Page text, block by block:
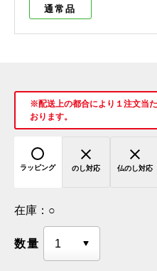
通常品
※配送上の都合により１注文当
おります。
ラッピング のし対応 仏のし対応
在庫： ○
数量